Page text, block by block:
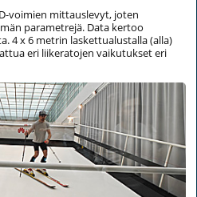
voimien mittauslevyt, joten
parametrejä. Data kertoo
4 x 6 metrin laskettualustalla (alla)
eri liikeratojen vaikutukset eri